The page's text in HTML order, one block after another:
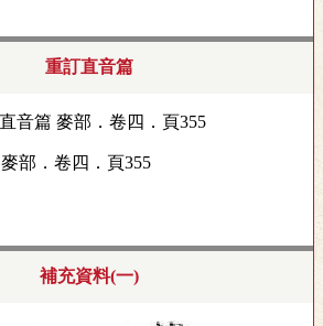
重訂直音篇
麥部．卷四．頁355
補充資料(一)